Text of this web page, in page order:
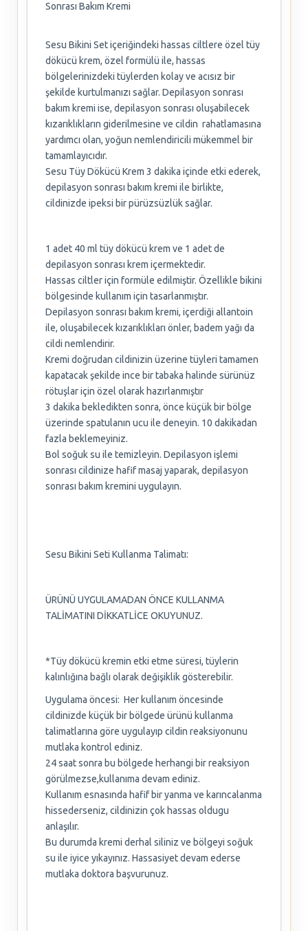
Sonrası Bakım Kremi
Sesu Bikini Set içeriğindeki hassas ciltlere özel tüy
dökücü krem, özel formülü ile, hassas
bölgelerinizdeki tüylerden kolay ve acısız bir
şekilde kurtulmanızı sağlar. Depilasyon sonrası
bakım kremi ise, depilasyon sonrası oluşabilecek
kızarıklıkların giderilmesine ve cildin rahatlamasına
yardımcı olan, yoğun nemlendiricili mükemmel bir
tamamlayıcıdır.
Sesu Tüy Dökücü Krem 3 dakika içinde etki ederek,
depilasyon sonrası bakım kremi ile birlikte,
cildinizde ipeksi bir pürüzsüzlük sağlar.
1 adet 40 ml tüy dökücü krem ve 1 adet de
depilasyon sonrası krem içermektedir.
Hassas ciltler için formüle edilmiştir. Özellikle bikini
bölgesinde kullanım için tasarlanmıştır.
Depilasyon sonrası bakım kremi, içerdiği allantoin
ile, oluşabilecek kızarıklıkları önler, badem yağı da
cildi nemlendirir.
Kremi doğrudan cildinizin üzerine tüyleri tamamen
kapatacak şekilde ince bir tabaka halinde sürünüz
rötuşlar için özel olarak hazırlanmıştır
3 dakika bekledikten sonra, önce küçük bir bölge
üzerinde spatulanın ucu ile deneyin. 10 dakikadan
fazla beklemeyiniz.
Bol soğuk su ile temizleyin. Depilasyon işlemi
sonrası cildinize hafif masaj yaparak, depilasyon
sonrası bakım kremini uygulayın.
Sesu Bikini Seti Kullanma Talimatı:
ÜRÜNÜ UYGULAMADAN ÖNCE KULLANMA
TALİMATINI DİKKATLİCE OKUYUNUZ.
*Tüy dökücü kremin etki etme süresi, tüylerin
kalınlığına bağlı olarak değişiklik gösterebilir.
Uygulama öncesi: Her kullanım öncesinde
cildinizde küçük bir bölgede ürünü kullanma
talimatlarına göre uygulayıp cildin reaksiyonunu
mutlaka kontrol ediniz.
24 saat sonra bu bölgede herhangi bir reaksiyon
görülmezse,kullanıma devam ediniz.
Kullanım esnasında hafif bir yanma ve karıncalanma
hissederseniz, cildinizin çok hassas oldugu
anlaşılır.
Bu durumda kremi derhal siliniz ve bölgeyi soğuk
su ile iyice yıkayınız. Hassasiyet devam ederse
mutlaka doktora başvurunuz.